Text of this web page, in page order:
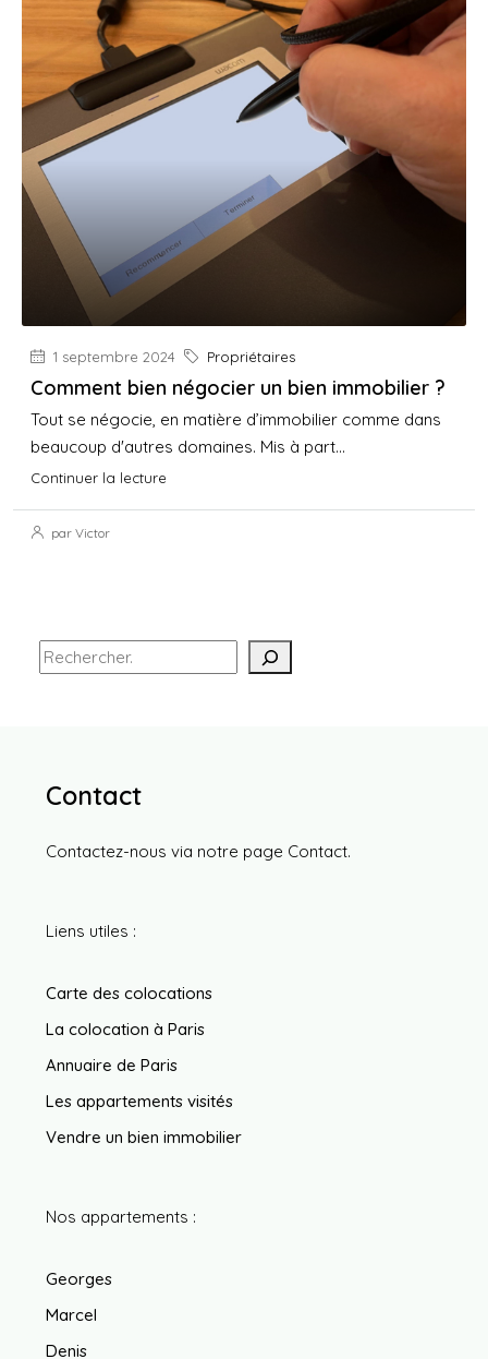
1 septembre 2024 Propriétaires
Comment bien négocier un bien immobilier ?
Tout se négocie, en matière d’immobilier comme dans
beaucoup d'autres domaines. Mis à part...
Continuer la lecture
par Victor
Contact
Contactez-nous via notre page Contact.
Liens utiles :
Carte des colocations
La colocation à Paris
Annuaire de Paris
Les appartements visités
Vendre un bien immobilier
Nos appartements :
Georges
Marcel
Denis